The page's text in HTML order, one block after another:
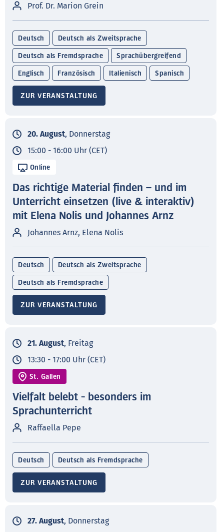
Prof. Dr. Marion Grein
Deutsch Deutsch als Zweitsprache
Deutsch als Fremdsprache Sprachübergreifend
Englisch Französisch Italienisch Spanisch
ZUR VERANSTALTUNG
20. August, Donnerstag
15:00 - 16:00 Uhr (CET)
Online
Das richtige Material finden – und im
Unterricht einsetzen (live & interaktiv)
mit Elena Nolis und Johannes Arnz
Johannes Arnz, Elena Nolis
Deutsch Deutsch als Zweitsprache
Deutsch als Fremdsprache
ZUR VERANSTALTUNG
21. August, Freitag
13:30 - 17:00 Uhr (CET)
St. Gallen
Vielfalt belebt - besonders im
Sprachunterricht
Raffaella Pepe
Deutsch Deutsch als Fremdsprache
ZUR VERANSTALTUNG
27. August, Donnerstag